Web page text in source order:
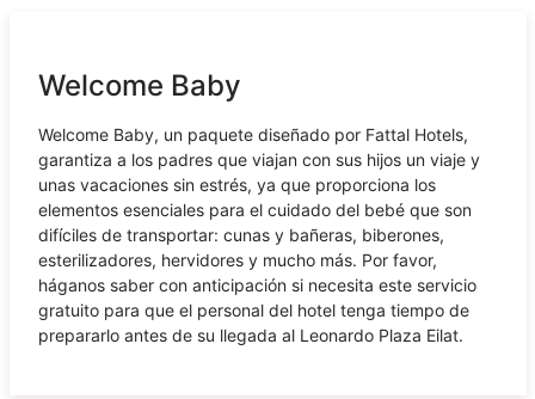
Welcome Baby
Welcome Baby, un paquete diseñado por Fattal Hotels,
garantiza a los padres que viajan con sus hijos un viaje y
unas vacaciones sin estrés, ya que proporciona los
elementos esenciales para el cuidado del bebé que son
difíciles de transportar: cunas y bañeras, biberones,
esterilizadores, hervidores y mucho más. Por favor,
háganos saber con anticipación si necesita este servicio
gratuito para que el personal del hotel tenga tiempo de
prepararlo antes de su llegada al Leonardo Plaza Eilat.